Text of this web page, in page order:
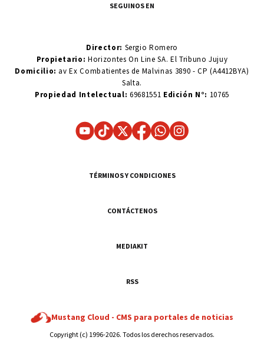
SEGUINOS EN
Director: Sergio Romero
Propietario:Horizontes On Line SA. El Tribuno Jujuy
Domicilio: av Ex Combatientes de Malvinas 3890 - CP (A4412BYA)
Salta.
Propiedad Intelectual: 69681551 Edición N°: 10765
TÉRMINOS Y CONDICIONES
CONTÁCTENOS
MEDIAKIT
RSS
Mustang Cloud - CMS para portales de noticias
Copyright (c) 1996-2026. Todos los derechos reservados.